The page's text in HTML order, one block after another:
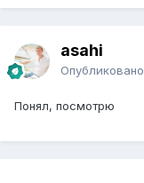
asahi
Опубликовано
Понял, посмотрю